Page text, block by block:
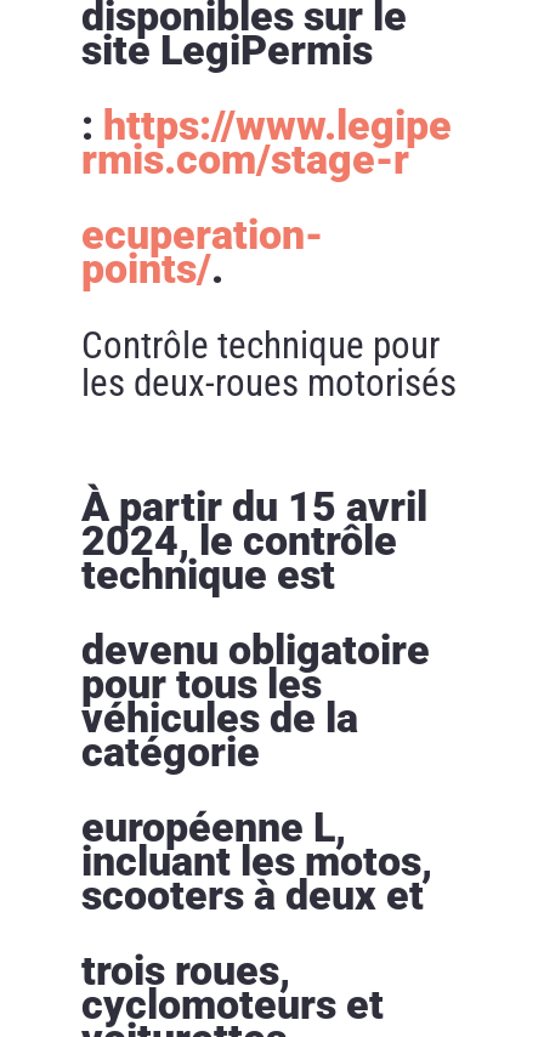
disponibles sur le
site LegiPermis
: https://www.legipe
rmis.com/stage-r
ecuperation-
points/.
Contrôle technique pour
les deux-roues motorisés
À partir du 15 avril
2024, le contrôle
technique est
devenu obligatoire
pour tous les
véhicules de la
catégorie
européenne L,
incluant les motos,
scooters à deux et
trois roues,
cyclomoteurs et